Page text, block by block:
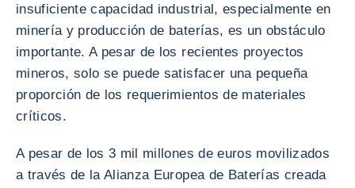
insuficiente capacidad industrial, especialmente en
minería y producción de baterías, es un obstáculo
importante. A pesar de los recientes proyectos
mineros, solo se puede satisfacer una pequeña
proporción de los requerimientos de materiales
críticos.
A pesar de los 3 mil millones de euros movilizados
a través de la Alianza Europea de Baterías creada